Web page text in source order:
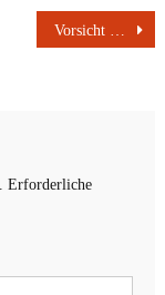
Erforderliche